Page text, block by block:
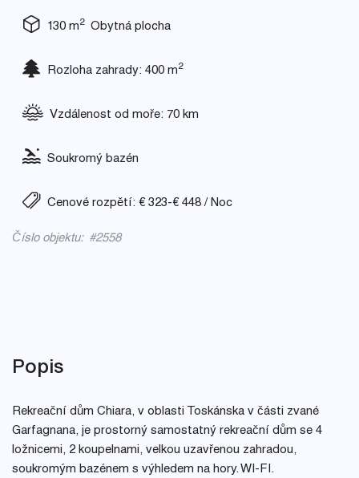
130 m2Obytná plocha
Rozloha zahrady: 400 m2
Vzdálenost od moře: 70 km
Soukromý bazén
Cenové rozpětí: € 323-€ 448 / Noc
Číslo objektu: #2558
Popis
Rekreační dům Chiara, v oblasti Toskánska v části zvané
Garfagnana, je prostorný samostatný rekreační dům se 4
ložnicemi, 2 koupelnami, velkou uzavřenou zahradou,
soukromým bazénem s výhledem na hory. WI-FI.